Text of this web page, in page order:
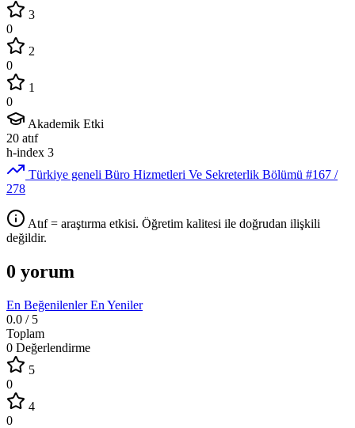
3
0
2
0
1
0
Akademik Etki
20 atıf
h-index 3
Türkiye geneli Büro Hizmetleri Ve Sekreterlik Bölümü #167 /
278
Atıf = araştırma etkisi. Öğretim kalitesi ile doğrudan ilişkili
değildir.
0 yorum
En BeğenilenlerEn Yeniler
0.0 / 5
Toplam
0 Değerlendirme
5
0
4
0